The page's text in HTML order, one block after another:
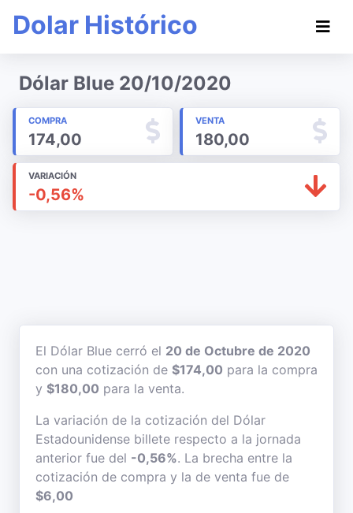
Dolar Histórico
Dólar Blue 20/10/2020
COMPRA
174,00
VENTA
180,00
VARIACIÓN
-0,56%
El Dólar Blue cerró el 20 de Octubre de 2020
con una cotización de $174,00 para la compra
y $180,00 para la venta.
La variación de la cotización del Dólar
Estadounidense billete respecto a la jornada
anterior fue del -0,56%. La brecha entre la
cotización de compra y la de venta fue de
$6,00